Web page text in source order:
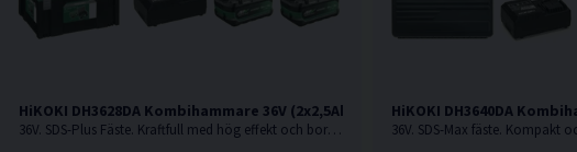
HiKOKI DH3628DA Kombihammare 36V (2x2,5Ah)
36V. SDS-Plus Fäste. Kraftfull med hög effekt och borr-/mejslingshastighet.
HiKOKI DH3640DA